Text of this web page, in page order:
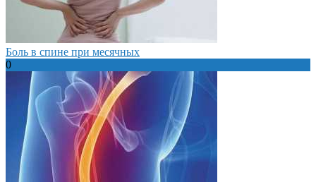
Боль в спине при месячных
0